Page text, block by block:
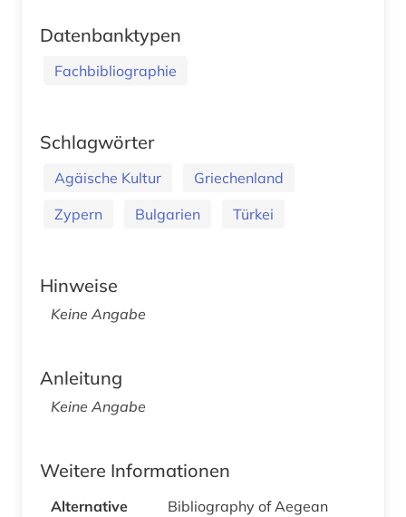
Datenbanktypen
Fachbibliographie
Schlagwörter
Agäische Kultur
Griechenland
Zypern
Bulgarien Türkei
Hinweise
Keine Angabe
Anleitung
Keine Angabe
Weitere Informationen
Alternative
Bibliography of Aegean